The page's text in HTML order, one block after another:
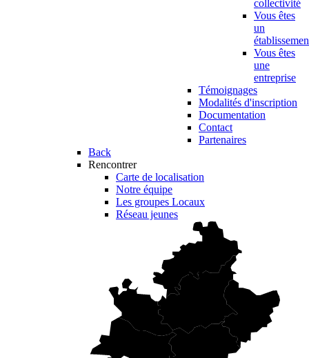
collectivité
Vous êtes
un
Vous êtes
une
entreprise
Témoignages
Modalités d'inscription
Documentation
Contact
Partenaires
Back
Rencontrer
Carte de localisation
Notre équipe
Les groupes Locaux
Réseau jeunes